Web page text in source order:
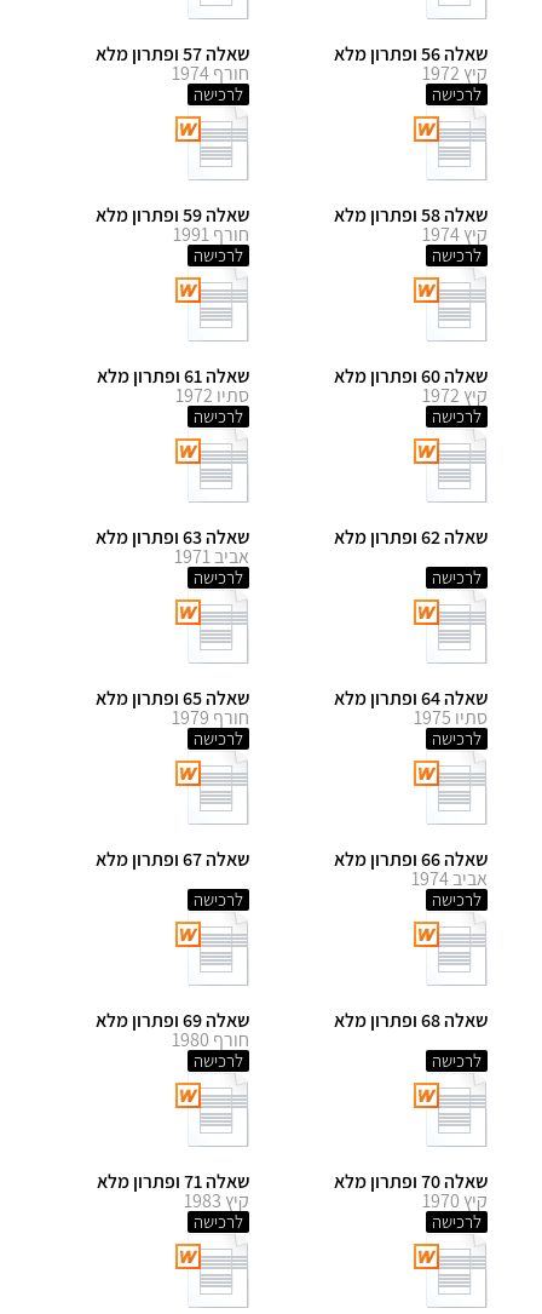
שאלה 56 ופתרון מלא
קיץ 1972
לרכישה
שאלה 57 ופתרון מלא
חורף 1974
לרכישה
שאלה 58 ופתרון מלא
קיץ 1974
לרכישה
שאלה 59 ופתרון מלא
חורף 1991
לרכישה
שאלה 60 ופתרון מלא
קיץ 1972
לרכישה
שאלה 61 ופתרון מלא
סתיו 1972
לרכישה
שאלה 62 ופתרון מלא
לרכישה
שאלה 63 ופתרון מלא
אביב 1971
לרכישה
שאלה 64 ופתרון מלא
סתיו 1975
לרכישה
שאלה 65 ופתרון מלא
חורף 1979
לרכישה
שאלה 66 ופתרון מלא
אביב 1974
לרכישה
שאלה 67 ופתרון מלא
לרכישה
שאלה 68 ופתרון מלא
לרכישה
שאלה 69 ופתרון מלא
חורף 1980
לרכישה
שאלה 70 ופתרון מלא
קיץ 1970
לרכישה
שאלה 71 ופתרון מלא
קיץ 1983
לרכישה